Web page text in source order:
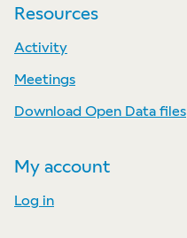
Resources
Activity
Meetings
Download Open Data files
My account
Log in